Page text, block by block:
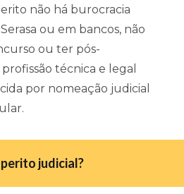
não há burocracia
ou em bancos, não
ou ter pós-
técnica e legal
por nomeação judicial
judicial?